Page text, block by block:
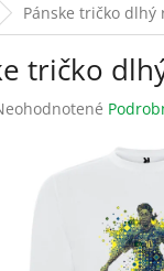
Pánske tričko dlhý
tričko